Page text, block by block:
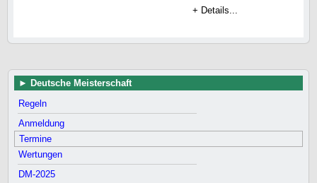
+ Details...
Deutsche Meisterschaft
Regeln
Anmeldung
Termine
Wertungen
DM-2025